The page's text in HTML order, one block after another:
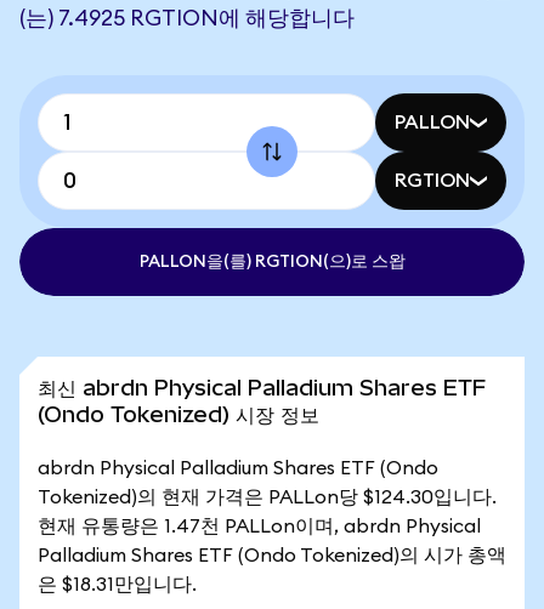
(는) 7.4925 RGTION에 해당합니다
PALLON
RGTION
PALLON을(를) RGTION(으)로 스왑
최신 abrdn Physical Palladium Shares ETF
(Ondo Tokenized) 시장 정보
abrdn Physical Palladium Shares ETF (Ondo
Tokenized)의 현재 가격은 PALLon당 $124.30입니다.
현재 유통량은 1.47천 PALLon이며, abrdn Physical
Palladium Shares ETF (Ondo Tokenized)의 시가 총액
은 $18.31만입니다.